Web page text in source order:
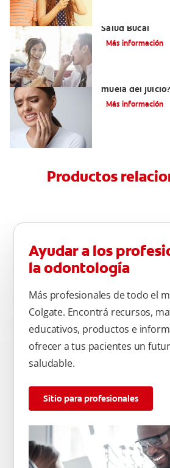
Salud Bucal
Más información
muela del juicio?
Más información
Productos
Ayudar a los
la odontología
Más profesionales de todo el
Colgate. Encontrá recursos,
educativos, productos e
ofrecer a tus pacientes un
saludable.
Sitio para profesionales